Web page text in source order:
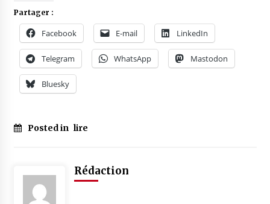
Partager :
Facebook E-mail LinkedIn
Telegram WhatsApp Mastodon
Bluesky
Posted in lire
Rédaction